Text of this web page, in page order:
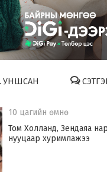
УНШСАН
10 цагийн өмнө
Том Холланд, Зендаяа
нууцаар хуримлажээ